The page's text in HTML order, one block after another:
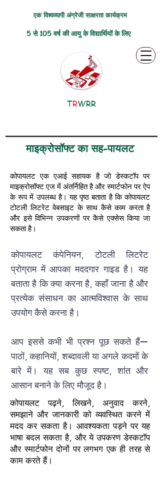
एक विश्वव्यापी अंग्रेजी साक्षरता कार्यक्रम
5 से 105 वर्ष की आयु के विद्यार्थियों के लिए
TRWRR
माइक्रोसॉफ्ट का सह-पायलट
कोपायलट एक एआई सहायक है जो डेस्कटॉप पर
माइक्रोसॉफ्ट एज में अंतर्निहित है और स्मार्टफोन पर ऐप
के रूप में उपलब्ध है। यह पृष्ठ बताता है कि कोपायलट
टोटली लिटरेट वेबसाइट के साथ कैसे काम करता है
और इसे विभिन्न उपकरणों पर कैसे एक्सेस किया जा
सकता है।
कोपायलट कंपेनियन, टोटली लिटरेट
प्रोग्राम में आपका मददगार गाइड है। यह
बताता है कि क्या करना है, कहाँ जाना है और
प्रत्येक संसाधन का आत्मविश्वास के साथ
उपयोग कैसे करना है।
आप इससे कभी भी प्रश्न पूछ सकते हैं—
पाठों, कहानियों, शब्दावली या अगले कदमों के
बारे में। यह सब कुछ स्पष्ट, शांत और
आसान बनाने के लिए मौजूद है।
कोपायलट पढ़ने, लिखने, अनुवाद करने,
समझाने और जानकारी को व्यवस्थित करने में
मदद कर सकता है। आवश्यकता पड़ने पर यह
भाषा बदल सकता है, और ये उपकरण डेस्कटॉप
और स्मार्टफोन दोनों पर लगभग एक ही तरह से
काम करते हैं।